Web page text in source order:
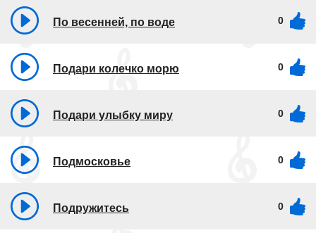
По весенней, по воде 0
Подари колечко морю 0
Подари улыбку миру 0
Подмосковье 0
Подружитесь 0